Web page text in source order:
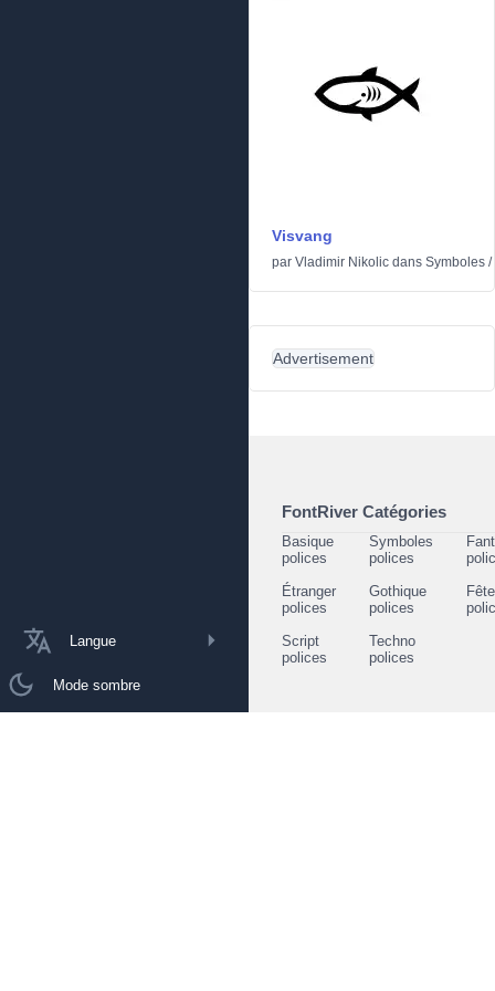
Langue
Mode sombre
Visvang
par Vladimir Nikolic dans Symboles /
Advertisement
FontRiver Catégories
Basique
polices
Symboles
polices
Étranger
polices
Gothique
polices
Script
polices
Techno
polices